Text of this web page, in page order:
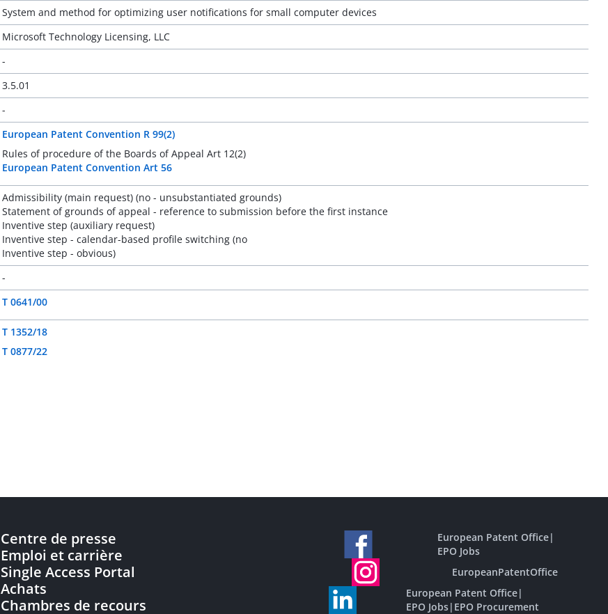
System and method for optimizing user notifications for small computer devices
Microsoft Technology Licensing, LLC
-
3.5.01
-
European Patent Convention R 99(2)
Rules of procedure of the Boards of Appeal Art 12(2)
European Patent Convention Art 56
Admissibility (main request) (no - unsubstantiated grounds)
Statement of grounds of appeal - reference to submission before the first instance
Inventive step (auxiliary request)
Inventive step - calendar-based profile switching (no
Inventive step - obvious)
-
T 0641/00
T 1352/18
T 0877/22
Centre de presse
Emploi et carrière
Single Access Portal
Achats
Chambres de recours
European Patent Office|
EPO Jobs
EuropeanPatentOffice
European Patent Office|
EPO Jobs| EPO Procurement